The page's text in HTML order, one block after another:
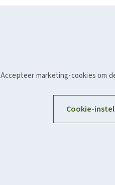
Accepteer marketing-cookies om
Cookie-